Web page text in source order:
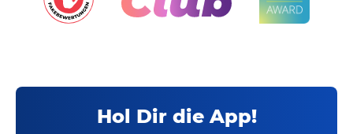
Hol Dir die App!